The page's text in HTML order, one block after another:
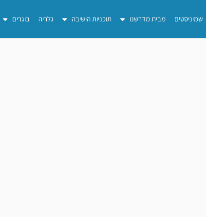
שמיניסטים מבית מדרשנו תוכניות הישיבה גלריה בוגרים